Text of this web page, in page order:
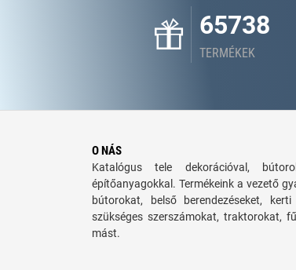
65738
TERMÉKEK
O NÁS
Katalógus tele dekorációval,
építőanyagokkal. Termékeink a vezető
bútorokat, belső berendezéseket,
szükséges szerszámokat, traktorokat,
mást.